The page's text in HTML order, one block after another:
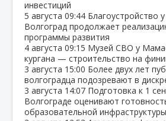
инвестиций
5 августа 09:44 Благоустройство
Волгоград продолжает
программы развития
4 августа 09:15 Музей СВО у
кургана — строительство на
3 августа 15:00 Более двух лет
волгоградца подозревают в
3 августа 14:07 Подготовка к 1
Волгограде оценивают
образовательной инфраструктуры